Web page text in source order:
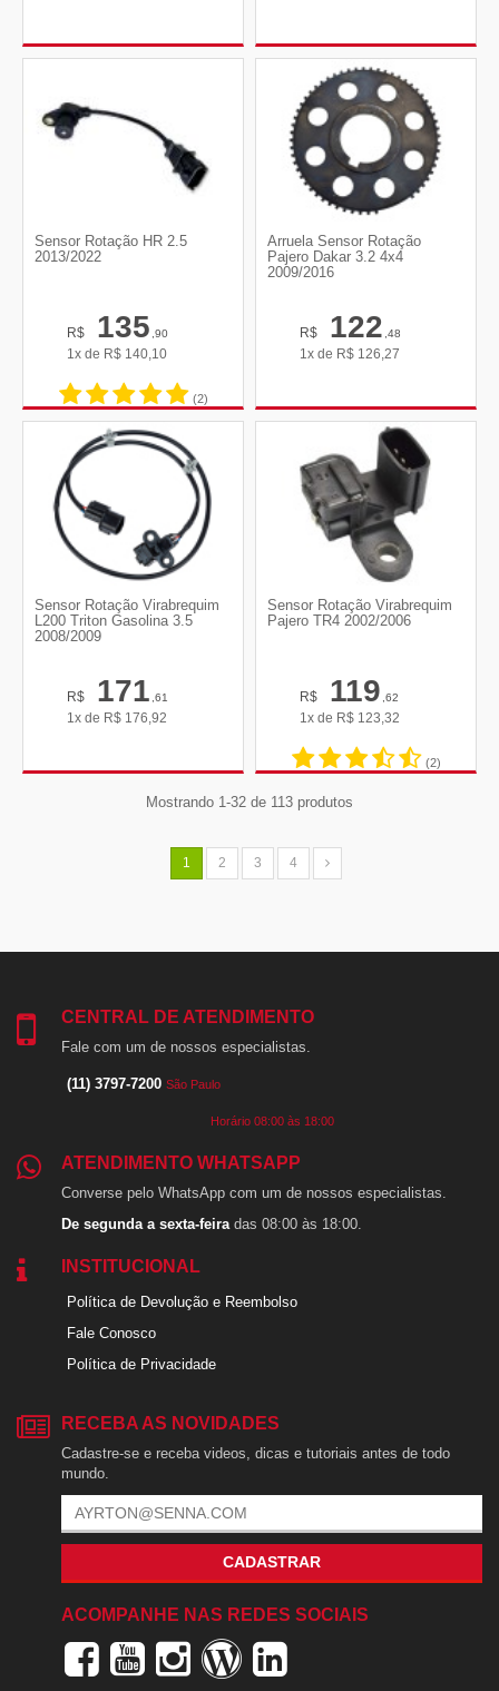
Sensor Rotação HR 2.5
2013/2022
R$ 135,90
1x de R$ 140,10
(2)
Arruela Sensor Rotação
Pajero Dakar 3.2 4x4
2009/2016
R$ 122,48
1x de R$ 126,27
Sensor Rotação Virabrequim
L200 Triton Gasolina 3.5
2008/2009
R$ 171,61
1x de R$ 176,92
Sensor Rotação Virabrequim
Pajero TR4 2002/2006
R$ 119,62
1x de R$ 123,32
(2)
Mostrando 1-32 de 113 produtos
1 2 3 4
CENTRAL DE ATENDIMENTO
Fale com um de nossos especialistas.
(11) 3797-7200 São Paulo
Horário 08:00 às 18:00
ATENDIMENTO WHATSAPP
Converse pelo WhatsApp com um de nossos especialistas.
De segunda a sexta-feiradas 08:00 às 18:00.
INSTITUCIONAL
Política de Devolução e Reembolso
Fale Conosco
Política de Privacidade
RECEBA AS NOVIDADES
Cadastre-se e receba videos, dicas e tutoriais antes de todo
mundo.
CADASTRAR
ACOMPANHE NAS REDES SOCIAIS